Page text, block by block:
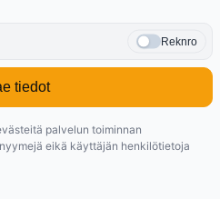
Reknro
tiedot
palvelun toiminnan
eikä käyttäjän henkilötietoja